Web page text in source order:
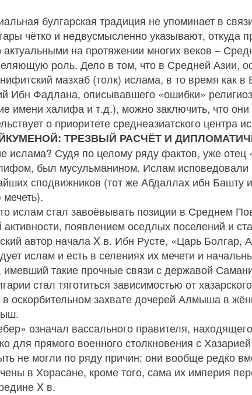
булгарская традиция не упоминает в
чётко и недвусмысленно указывают, откуда
на протяжении многих веков –
роль. Дело в том, что в Средней Азии,
мазхаб (толк) ислама, в то время как
Ибн Фадлана, описывавшего «ошибки»
имени халифа и т.д.), можно заключить, что
о приоритете среднеазиатского
ТРЕЗВЫЙ РАСЧЁТ И
ислама? Судя по целому ряду фактов, уже
был мусульманином. Ислам
сподвижников (тот же Абдаллах ибн
ислам стал завоёвывать позиции в Среднем
появлением оседлых поселений и
автор начала X в. Ибн Русте, «Царь
ислам и есть в селениях их мечети и
имевший такие прочные связи с державой
стал тяготиться зависимостью от
оскорбительном захвате дочерей Алмыша в
означал вассального правителя,
для прямого военного столкновения с
не могли по ряду причин: они вообще редко
в Хорасане, кроме того, сама их империя
X в.